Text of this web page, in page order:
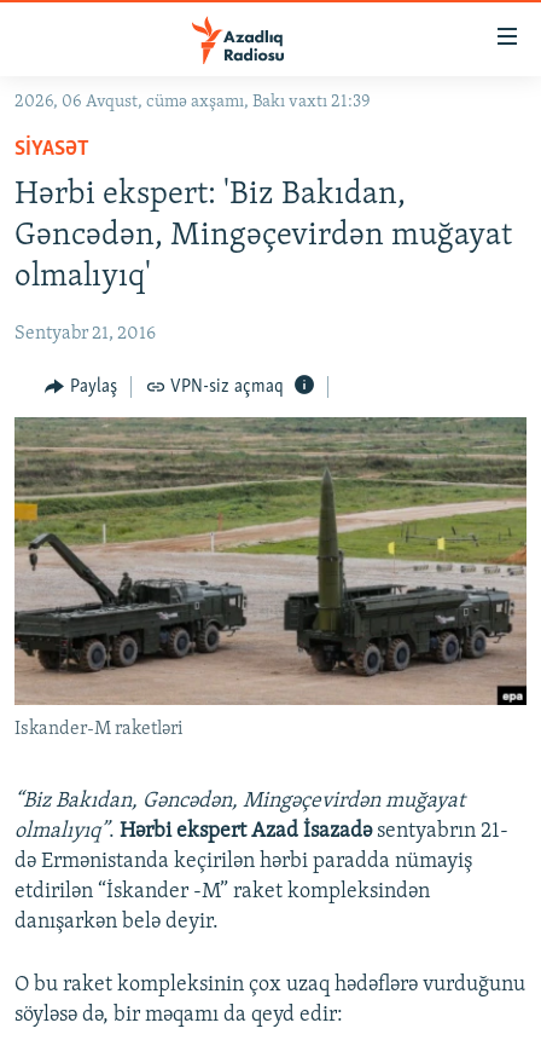
Əsas
qayıt
Əsas
naviqasiyaya
qayıt
Axtarışa
GÜNDƏM
#İZAHLA
KORRUPSIOMETR
#ƏSLINDƏ
QANUNI DOĞRU
ARAŞDIRMA
MULTIMEDIA
VIDEO
FOTOQALEREYA
İNFOQRAFIKA
KARIKATURA
RADIO ARXIV
OXU ZALI
AZƏRBAYCAN ƏDƏBIYYATI KITABXANASI
İSLAM VƏ DEMOKRATIYA
İZ - MƏDƏNIYYƏT PROQRAMI
HAQQIMIZDA
MISSIYAMIZ
PEŞƏ ETIKASI VƏ JURNALISTIKA STANDARTLARIMIZ
MATERIALLARIMIZDAN ISTIFADƏ
AZADLIQRADIOSU MOBIL TELEFONUNUZDA
BIZIMLƏ ƏLAQƏ
BIZI IZLƏ
RFE/RL-in bütün saytları
2026, 06 Avqust, cümə axşamı, Bakı vaxtı 21:39
SIYASƏT
Hərbi ekspert: 'Biz Bakıdan,
Gəncədən, Mingəçevirdən muğayat
olmalıyıq'
Sentyabr 21, 2016
Paylaş VPN-siz açmaq
Iskander-M raketləri
“Biz Bakıdan, Gəncədən, Mingəçevirdən muğayat
olmalıyıq”. Hərbi ekspert Azad İsazadəsentyabrın 21-
də Ermənistanda keçirilən hərbi paradda nümayiş
etdirilən “İskander -M” raket kompleksindən
danışarkən belə deyir.
O bu raket kompleksinin çox uzaq hədəflərə vurduğunu
söyləsə də, bir məqamı da qeyd edir: